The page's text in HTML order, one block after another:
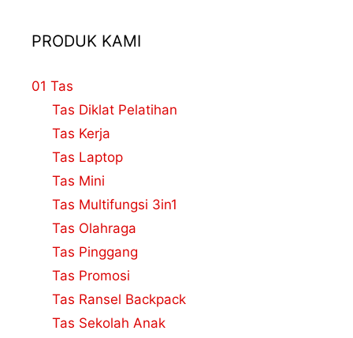
PRODUK KAMI
01 Tas
Tas Diklat Pelatihan
Tas Kerja
Tas Laptop
Tas Mini
Tas Multifungsi 3in1
Tas Olahraga
Tas Pinggang
Tas Promosi
Tas Ransel Backpack
Tas Sekolah Anak